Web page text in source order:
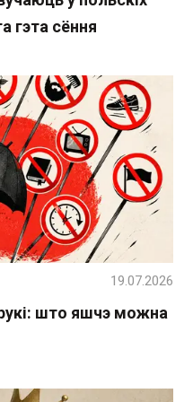
гэта сёння
што яшчэ можна
19.07.2026